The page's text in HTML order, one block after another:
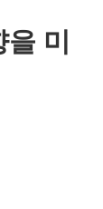
미